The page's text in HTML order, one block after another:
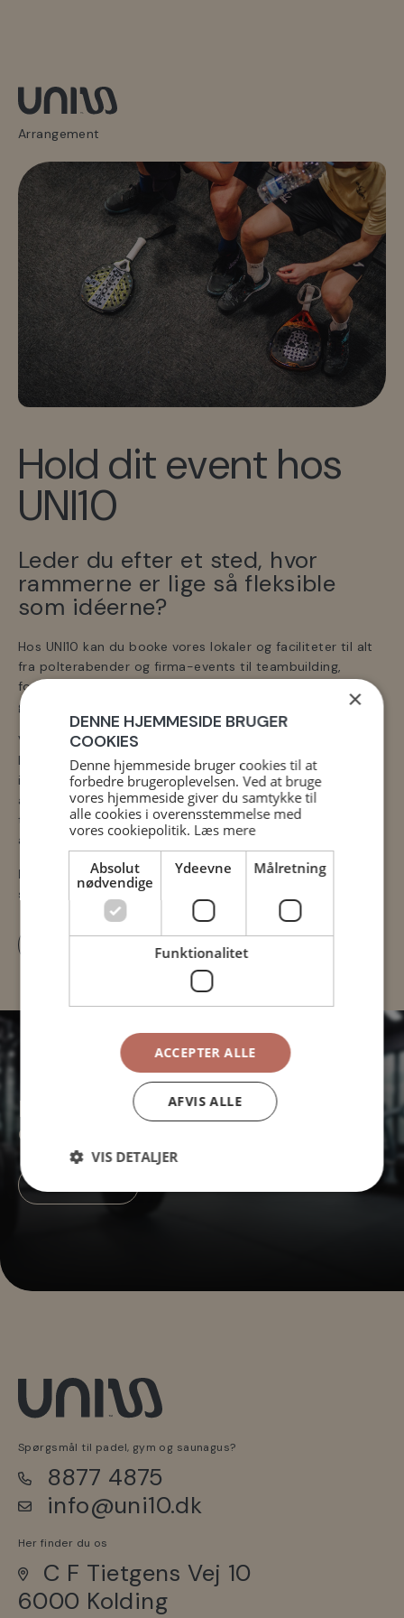
Arrangement
Hold dit event hos
UNI10
Leder du efter et sted, hvor
rammerne er lige så fleksible
som idéerne?
Hos UNI10 kan du booke vores lokaler og faciliteter til alt
fra polterabender og firma-events til teambuilding,
foredrag eller sociale arrangementer med plads til både
grin og gode minder.
Vores moderne centre i Kolding giver dig mulighed for at
kombinere aktivitet og samvær – hvad enten det er en
intens omgang padel, en rolig yogatime eller en festlig
aften i vores loungeområde. Vi hjælper gerne med at
tilpasse rammerne, så de passer til netop dit
arrangement.
Kun fantasien sætter grænser – kontakt os, og lad os
sammen skræddersy dit næste event hos UNI10.
Interesseret i flere kampagner,
events og arrangementer?
Spørgsmål til padel, gym og saunagus?
8877 4875
info@uni10.dk
Her finder du os
C F Tietgens Vej 10
6000 Kolding
×
DENNE HJEMMESIDE BRUGER
COOKIES
Denne hjemmeside bruger cookies til at
forbedre brugeroplevelsen. Ved at bruge
vores hjemmeside giver du samtykke til
alle cookies i overensstemmelse med
vores cookiepolitik. Læs mere
Absolut
nødvendige
Ydeevne Målretning
Funktionalitet
ACCEPTER ALLE
AFVIS ALLE
VIS DETALJER